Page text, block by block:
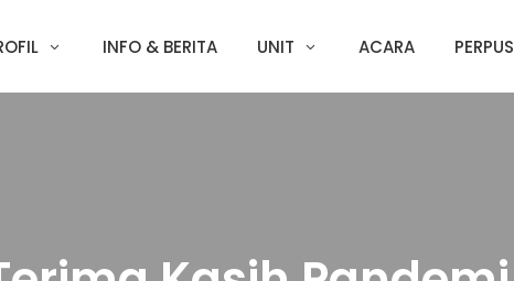
INFO & BERITA UNIT ACARA PERPUS